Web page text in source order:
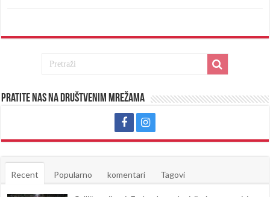
Pratite nas na društvenim mrežama
Recent Popularno komentari Tagovi